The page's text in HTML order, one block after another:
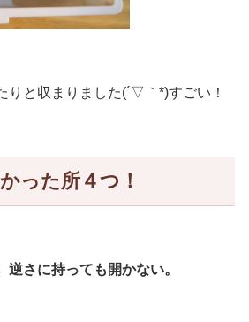
りと収まりました(´▽｀*)すごい！
った所４つ！
さに持っても開かない。